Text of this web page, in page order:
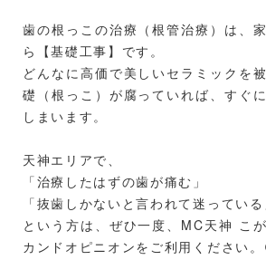
歯の根っこの治療（根管治療）は、
ら【基礎工事】です。
どんなに高価で美しいセラミックを
礎（根っこ）が腐っていれば、すぐ
しまいます。
天神エリアで、
「治療したはずの歯が痛む」
「抜歯しかないと言われて迷っている
という方は、ぜひ一度、MC天神 こ
カンドオピニオンをご利用ください。